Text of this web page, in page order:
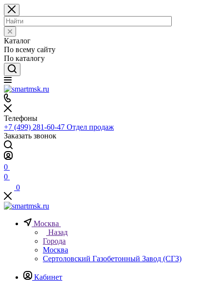
Каталог
По всему сайту
По каталогу
Телефоны
+7 (499) 281-60-47 Отдел продаж
Заказать звонок
0
0
0
Москва
Назад
Города
Москва
Сертоловский Газобетонный Завод (СГЗ)
Кабинет